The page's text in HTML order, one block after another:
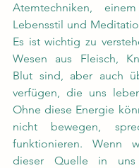
Atemtechniken,
Lebensstil und
Es ist wichtig zu
Wesen aus Fleisch,
Blut sind, aber auch
verfügen, die uns
Ohne diese Energie
nicht bewegen,
funktionieren. Wenn
dieser Quelle in uns